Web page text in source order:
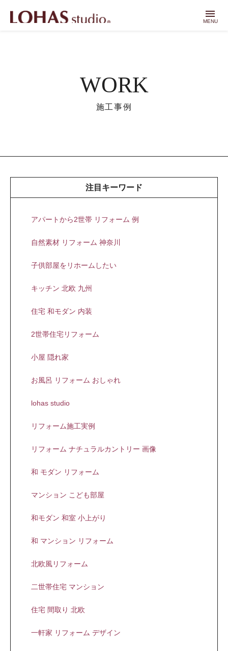
menu
MENU
WORK
施工事例
注目キーワード
アパートから2世帯 リフォーム 例
自然素材 リフォーム 神奈川
子供部屋をリホームしたい
キッチン 北欧 九州
住宅 和モダン 内装
2世帯住宅リフォーム
小屋 隠れ家
お風呂 リフォーム おしゃれ
lohas studio
リフォーム施工実例
リフォーム ナチュラルカントリー 画像
和 モダン リフォーム
マンション こども部屋
和モダン 和室 小上がり
和 マンション リフォーム
北欧風リフォーム
二世帯住宅 マンション
住宅 間取り 北欧
一軒家 リフォーム デザイン